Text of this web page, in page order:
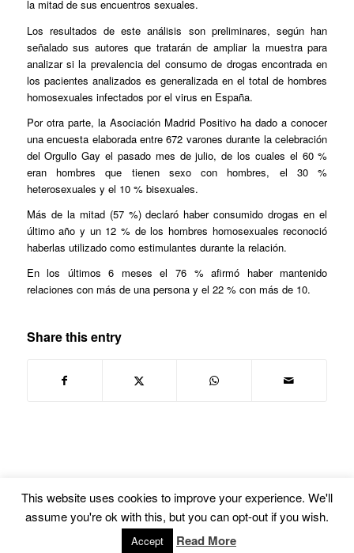
la mitad de sus encuentros sexuales.
Los resultados de este análisis son preliminares, según han
señalado sus autores que tratarán de ampliar la muestra para
analizar si la prevalencia del consumo de drogas encontrada en
los pacientes analizados es generalizada en el total de hombres
homosexuales infectados por el virus en España.
Por otra parte, la Asociación Madrid Positivo ha dado a conocer
una encuesta elaborada entre 672 varones durante la celebración
del Orgullo Gay el pasado mes de julio, de los cuales el 60 %
eran hombres que tienen sexo con hombres, el 30 %
heterosexuales y el 10 % bisexuales.
Más de la mitad (57 %) declaró haber consumido drogas en el
último año y un 12 % de los hombres homosexuales reconoció
haberlas utilizado como estimulantes durante la relación.
En los últimos 6 meses el 76 % afirmó haber mantenido
relaciones con más de una persona y el 22 % con más de 10.
Share this entry
© Copyright -Euskal Herriko Gay-Les Askapen Mugimendua- powered by
This website uses cookies to improve your experience. We'll
assume you're ok with this, but you can opt-out if you wish.
Accept Read More